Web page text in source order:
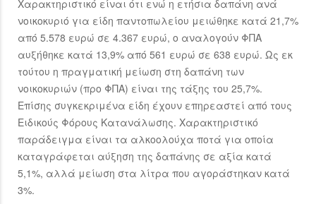
Χαρακτηριστικό είναι ότι ενώ η ετήσια δαπάνη ανά
νοικοκυριό για είδη παντοπωλείου μειώθηκε κατά 21,7%
από 5.578 ευρώ σε 4.367 ευρώ, ο αναλογούν ΦΠΑ
αυξήθηκε κατά 13,9% από 561 ευρώ σε 638 ευρώ. Ως εκ
τούτου η πραγματική μείωση στη δαπάνη των
νοικοκυριών (προ ΦΠΑ) είναι της τάξης του 25,7%.
Επίσης συγκεκριμένα είδη έχουν επηρεαστεί από τους
Ειδικούς Φόρους Κατανάλωσης. Χαρακτηριστικό
παράδειγμα είναι τα αλκοολούχα ποτά για οποία
καταγράφεται αύξηση της δαπάνης σε αξία κατά
5,1%, αλλά μείωση στα λίτρα που αγοράστηκαν κατά
3%.